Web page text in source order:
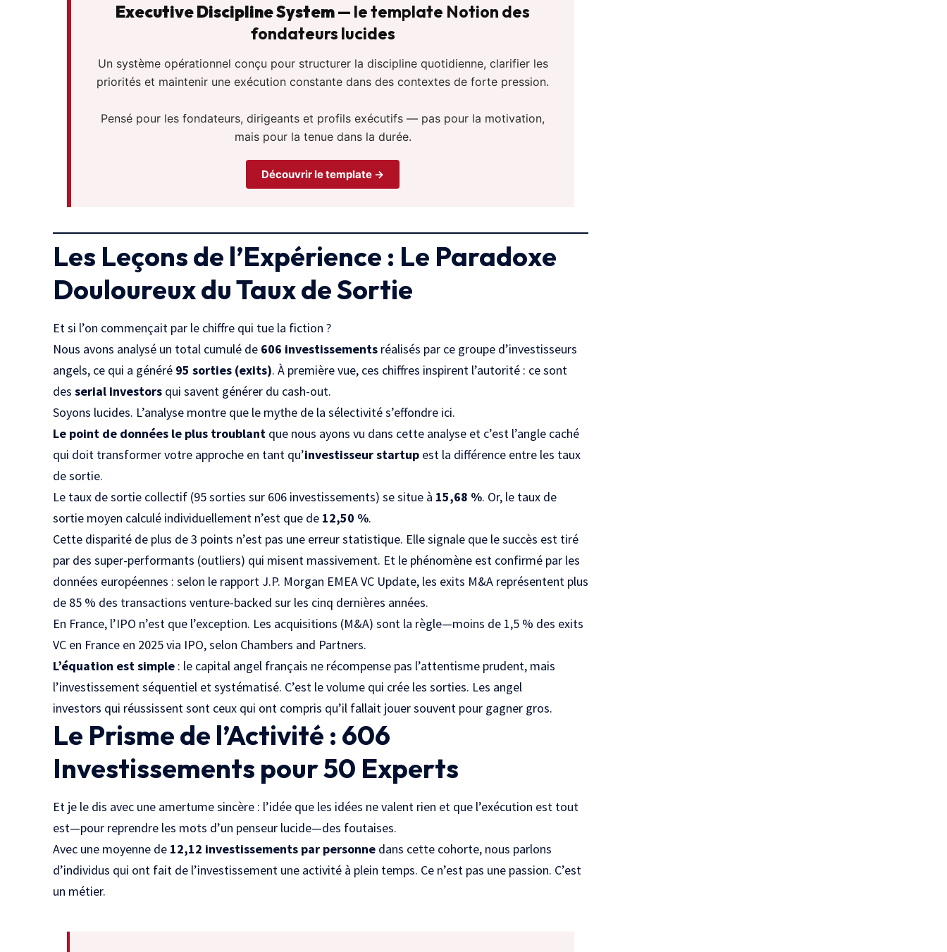
Executive Discipline System— le template Notion des
fondateurs lucides
Un système opérationnel conçu pour structurer la discipline quotidienne, clarifier les
priorités et maintenir une exécution constante dans des contextes de forte pression.
Pensé pour les fondateurs, dirigeants et profils exécutifs — pas pour la motivation,
mais pour la tenue dans la durée.
Découvrir le template →
Les Leçons de l’Expérience : Le Paradoxe
Douloureux du Taux de Sortie
Et si l’on commençait par le chiffre qui tue la fiction ?
Nous avons analysé un total cumulé de 606 investissements réalisés par ce groupe d’investisseurs
angels, ce qui a généré 95 sorties (exits). À première vue, ces chiffres inspirent l’autorité : ce sont
desserial investors qui savent générer du cash-out.
Soyons lucides. L’analyse montre que le mythe de la sélectivité s’effondre ici.
Le point de données le plus troublant que nous ayons vu dans cette analyse et c’est l’angle caché
qui doit transformer votre approche en tant qu’investisseur startup est la différence entre les taux
de sortie.
Le taux de sortie collectif (95 sorties sur 606 investissements) se situe à 15,68 %. Or, le taux de
sortie moyen calculé individuellement n’est que de 12,50 %.
Cette disparité de plus de 3 points n’est pas une erreur statistique. Elle signale que le succès est tiré
par des super-performants (outliers) qui misent massivement. Et le phénomène est confirmé par les
données européennes : selon le rapport J.P. Morgan EMEA VC Update, les exits M&A représentent plus
de 85 % des transactions venture-backed sur les cinq dernières années.
En France, l’IPO n’est que l’exception. Les acquisitions (M&A) sont la règle—moins de 1,5 % des exits
VC en France en 2025 via IPO, selon Chambers and Partners.
L’équation est simple : le capital angel français ne récompense pas l’attentisme prudent, mais
l’investissement séquentiel et systématisé. C’est le volume qui crée les sorties. Les angel
investors qui réussissent sont ceux qui ont compris qu’il fallait jouer souvent pour gagner gros.
Le Prisme de l’Activité : 606
Investissements pour 50 Experts
Et je le dis avec une amertume sincère : l’idée que les idées ne valent rien et que l’exécution est tout
est—pour reprendre les mots d’un penseur lucide—des foutaises.
Avec une moyenne de 12,12 investissements par personne dans cette cohorte, nous parlons
d’individus qui ont fait de l’investissement une activité à plein temps. Ce n’est pas une passion. C’est
un métier.